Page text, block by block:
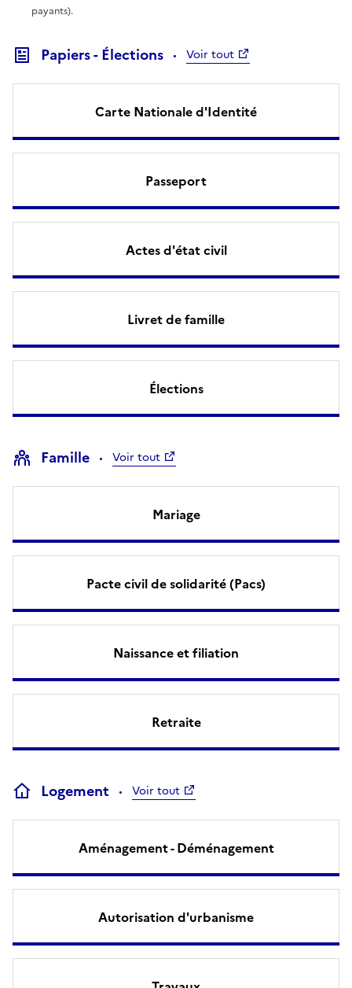
payants).
Papiers - Élections Voir tout
Carte Nationale d'Identité
Passeport
Actes d'état civil
Livret de famille
Élections
Famille Voir tout
Mariage
Pacte civil de solidarité (Pacs)
Naissance et filiation
Retraite
Logement Voir tout
Aménagement - Déménagement
Autorisation d'urbanisme